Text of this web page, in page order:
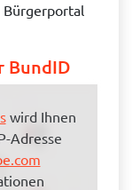
Bürgerportal
BundID
wird Ihnen
Adresse